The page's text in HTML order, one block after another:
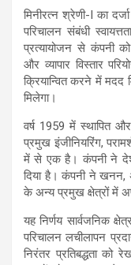
मिनीरत्न श्रेणी-I का
परिचालन संबंधी
प्रत्यायोजन से कंपनी
और व्यापार विस्तार
क्रियान्वित करने में
मिलेगा।
वर्ष 1959 में स्थापित
प्रमुख इंजीनियरिंग,
में से एक है। कंपनी ने देश
दिया है। कंपनी ने खनन,
के अन्य प्रमुख क्षेत्रों में
यह निर्णय सार्वजनिक
परिचालन लचीलापन
निरंतर प्रतिबद्धता को